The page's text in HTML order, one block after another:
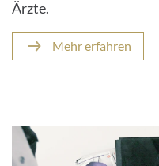
Ärzte.
Mehr erfahren